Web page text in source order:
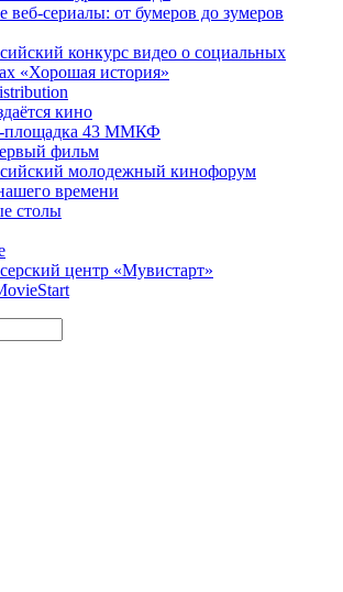
веб-сериалы: от бумеров до зумеров
конкурс видео о социальных
«Хорошая история»
кино
площадка 43 ММКФ
фильм
молодежный кинофорум
времени
столы
центр «Мувистарт»